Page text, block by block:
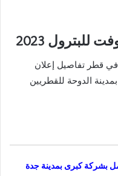
2023
قطر تفاصيل إعلان
الدوحة للقطريين
كبرى بمدينة جدة